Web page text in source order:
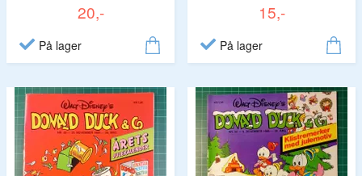
20,-
På lager
15,-
På lager